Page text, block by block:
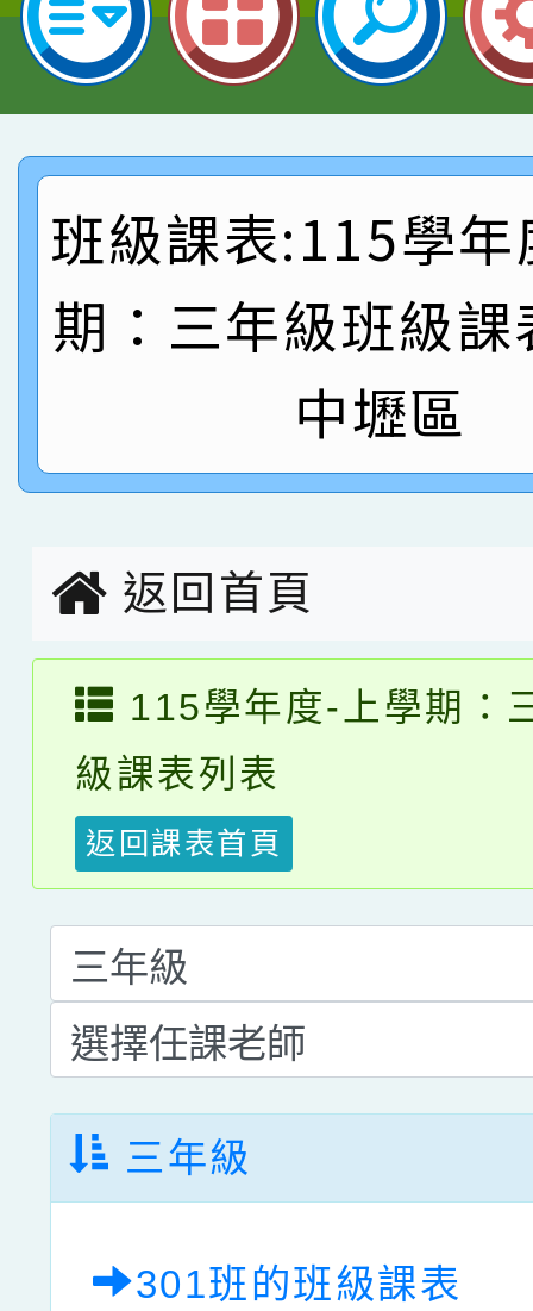
指導老師林老師
賽 劉文瑛教師榮獲教
賀！本校參與2026世
賽 洪綺君教師榮獲社
名
賀！本校阿巴斯O蜜、
倩參加桃園市科展 國
名 指導老師王老師、
賀！本校四年二班張O
園市英語競賽國小朗讀
指導老師林老師
賀！本校參加桃園市中
賽 劉文瑛教師榮獲教
臺灣台語-第二名
賀！本校參與2026世
市賽榮獲科學小創客佳
班級課表:115學
期：三年級班級
中壢區
返回首頁
115學年度-上學期：
級課表列表
返回課表首頁
三年級
301班的班級課表